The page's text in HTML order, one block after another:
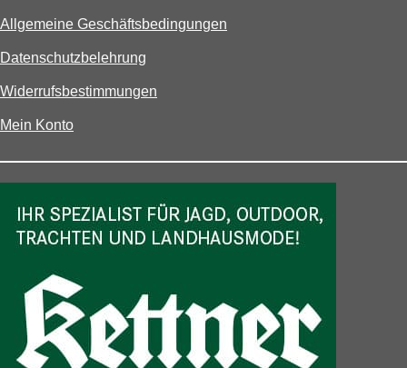
Allgemeine Geschäftsbedingungen
Datenschutzbelehrung
Widerrufsbestimmungen
Mein Konto